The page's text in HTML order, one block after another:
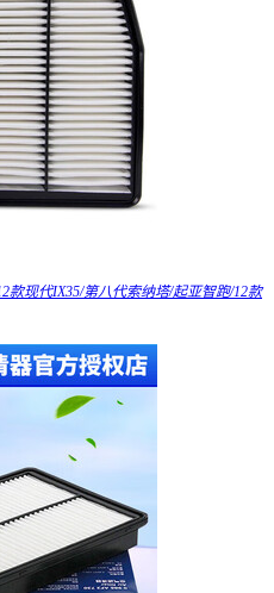
款现代IX35/第八代索纳塔/起亚智跑/12款